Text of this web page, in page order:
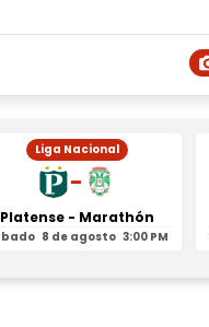
Liga Nacional
-
Platense - Marathón
8 de agosto 3:00 PM